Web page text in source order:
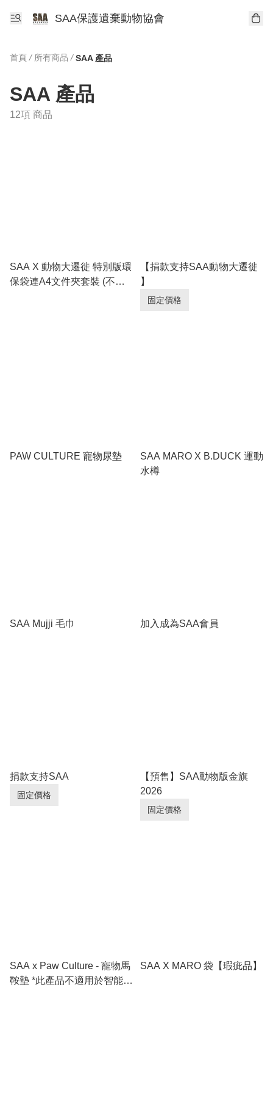
SAA保護遺棄動物協會
首頁 / 所有商品 / SAA 產品
SAA 產品
12項 商品
SAA X 動物大遷徙 特別版環
保袋連A4文件夾套裝 (不包
【捐款支持SAA動物大遷徙
】
固定價格
PAW CULTURE 寵物尿墊
SAA MARO X B.DUCK 運動
水樽
SAA Mujji 毛巾 加入成為SAA會員
捐款支持SAA
固定價格
【預售】SAA動物版金旗
2026
固定價格
SAA x Paw Culture - 寵物馬
鞍墊 *此產品不適用於智能櫃
SAA X MARO 袋【瑕疵品】